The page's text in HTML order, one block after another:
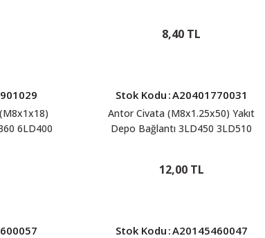
8,40 TL
6LD400
Stok Kodu :A20401770031
Antor Civata (M8x1.25x50) Yakıt
Depo Bağlantı 3LD450 3LD510
12,00 TL
Stok Kodu :A20145460047